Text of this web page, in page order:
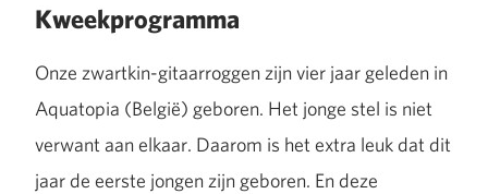
Kweekprogramma
Onze zwartkin-gitaarroggen zijn vier jaar geleden in
Aquatopia (België) geboren. Het jonge stel is niet
verwant aan elkaar. Daarom is het extra leuk dat dit
jaar de eerste jongen zijn geboren. En deze